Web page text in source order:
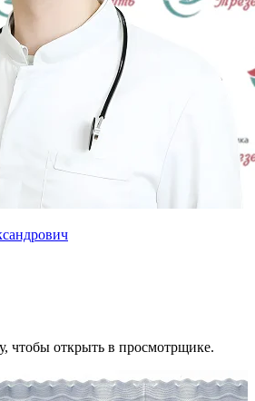
чтобы открыть в просмотрщике.